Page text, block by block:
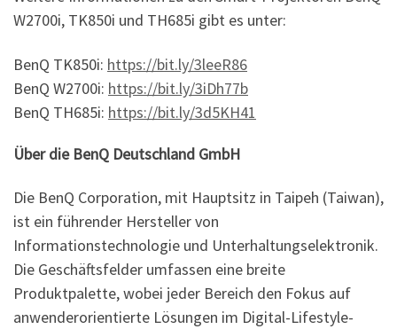
W2700i, TK850i und TH685i gibt es unter:
BenQ TK850i: https://bit.ly/3leeR86
BenQ W2700i: https://bit.ly/3iDh77b
BenQ TH685i: https://bit.ly/3d5KH41
Über die BenQ Deutschland GmbH
Die BenQ Corporation, mit Hauptsitz in Taipeh (Taiwan),
ist ein führender Hersteller von
Informationstechnologie und Unterhaltungselektronik.
Die Geschäftsfelder umfassen eine breite
Produktpalette, wobei jeder Bereich den Fokus auf
anwenderorientierte Lösungen im Digital-Lifestyle-